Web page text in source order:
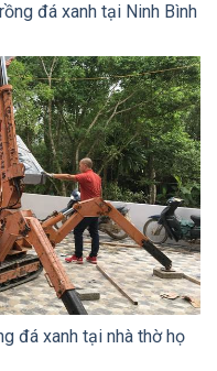
đá xanh tại Ninh Bình
đá xanh tại nhà thờ họ